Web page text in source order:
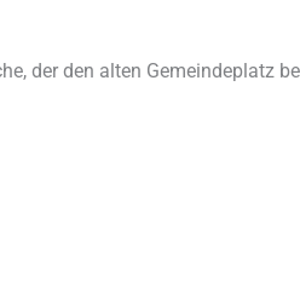
der den alten Gemeindeplatz